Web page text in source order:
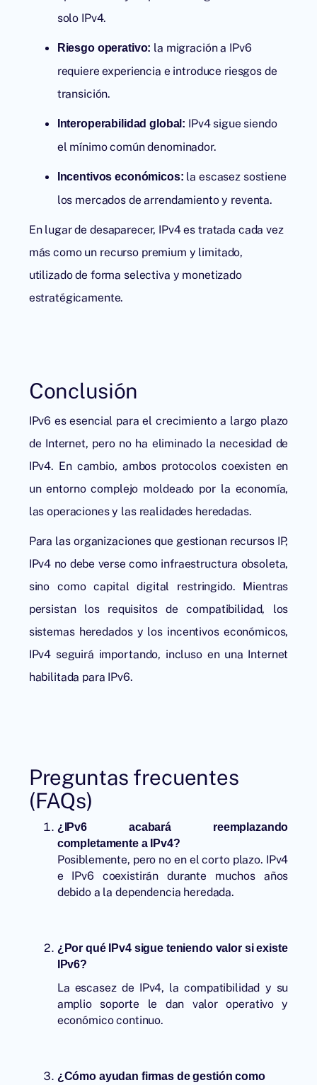
solo IPv4.
Riesgo operativo: la migración a IPv6
requiere experiencia e introduce riesgos de
transición.
Interoperabilidad global: IPv4 sigue siendo
el mínimo común denominador.
Incentivos económicos: la escasez sostiene
los mercados de arrendamiento y reventa.
En lugar de desaparecer, IPv4 es tratada cada vez
más como un recurso premium y limitado,
utilizado de forma selectiva y monetizado
estratégicamente.
Conclusión
IPv6 es esencial para el crecimiento a largo plazo
de Internet, pero no ha eliminado la necesidad de
IPv4. En cambio, ambos protocolos coexisten en
un entorno complejo moldeado por la economía,
las operaciones y las realidades heredadas.
Para las organizaciones que gestionan recursos IP,
IPv4 no debe verse como infraestructura obsoleta,
sino como capital digital restringido. Mientras
persistan los requisitos de compatibilidad, los
sistemas heredados y los incentivos económicos,
IPv4 seguirá importando, incluso en una Internet
habilitada para IPv6.
Preguntas frecuentes
(FAQs)
¿IPv6 acabará reemplazando
completamente a IPv4?
Posiblemente, pero no en el corto plazo. IPv4
e IPv6 coexistirán durante muchos años
debido a la dependencia heredada.
¿Por qué IPv4 sigue teniendo valor si existe
IPv6?
La escasez de IPv4, la compatibilidad y su
amplio soporte le dan valor operativo y
económico continuo.
¿Cómo ayudan firmas de gestión como